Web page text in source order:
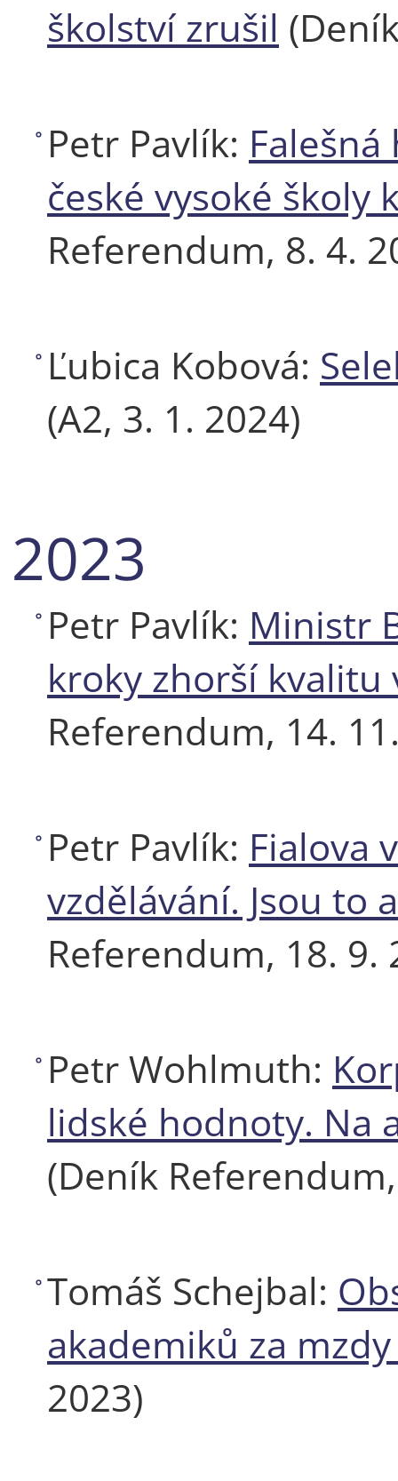
školství zrušil
Petr Pavlík:
české vysoké školy
Referendum, 8. 4.
Ľubica Kobová:
(A2, 3. 1. 2024)
2023
Petr Pavlík: Ministr
kroky zhorší kvalitu
Referendum, 14.
Petr Pavlík: Fialova
vzdělávání. Jsou to
Referendum, 18. 9.
Petr Wohlmuth:
lidské hodnoty. Na
(Deník
Tomáš Schejbal:
akademiků za
2023)